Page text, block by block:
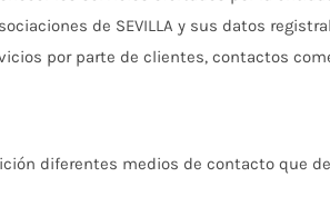
de SEVILLA y sus datos
por parte de clientes, contactos
diferentes medios de contacto que